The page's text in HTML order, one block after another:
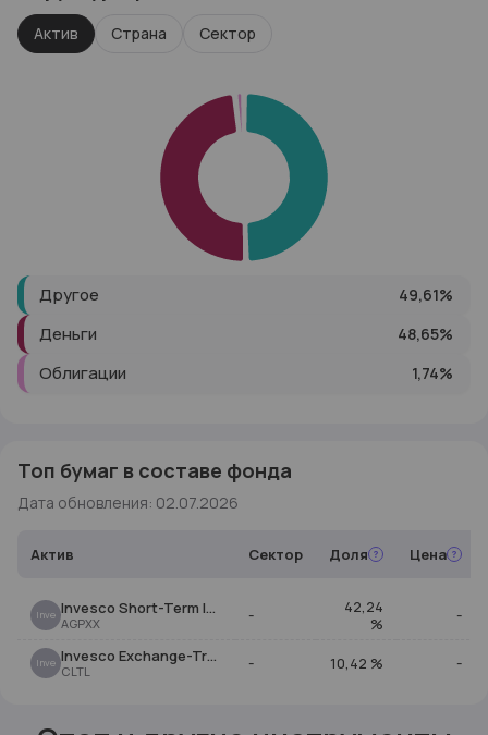
Актив Страна Сектор
Другое 49,61%
Деньги 48,65%
Облигации 1,74%
Топ бумаг в составе фонда
Дата обновления: 02.07.2026
Актив Сектор Доля Цена
Inve Invesco Short-Term Investments Trust Government & Agency Portfolio Institutional
AGPXX -
42,24
%
-
Inve Invesco Exchange-Traded Fund Trust II - Invesco Treasury Collateral ETF
CLTL - 10,42 % -